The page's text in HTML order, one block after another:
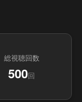
総視聴回数
500回